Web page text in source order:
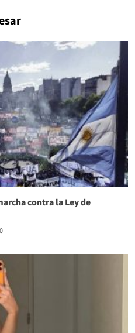
contra la Ley de
0